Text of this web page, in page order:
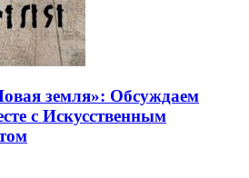
земля»: Обсуждаем
с Искусственным